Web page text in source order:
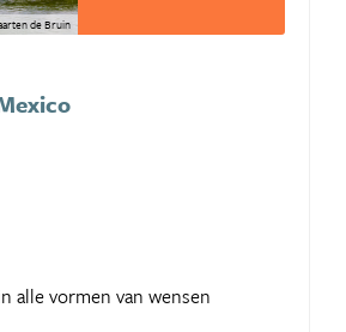
de Bruin
alle vormen van wensen